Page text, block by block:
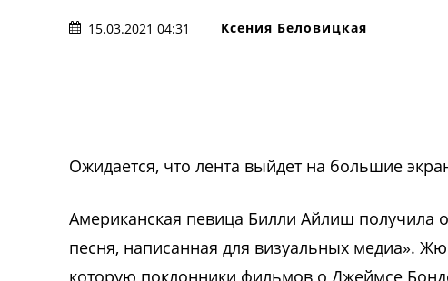
15.03.2021 04:31 Ксения Беловицкая
Ожидается, что лента выйдет на большие
Американская певица Билли Айлиш
песня, написанная для визуальных медиа».
которую поклонники фильмов о Джеймсе